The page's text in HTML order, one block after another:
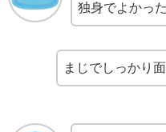
独身でよかった
まじでしっかり